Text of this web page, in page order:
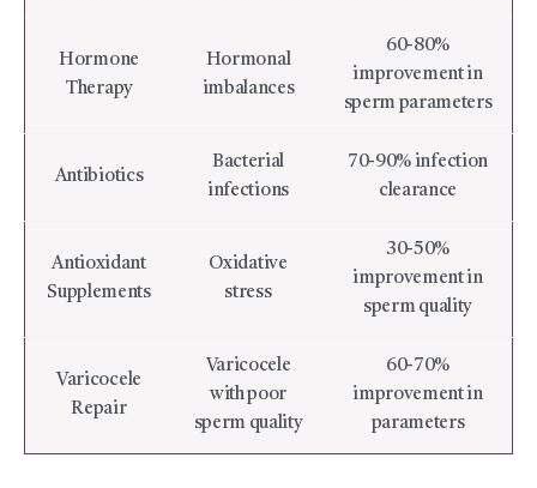
Hormone
Therapy
Hormonal
imbalances
60-80%
improvement in
sperm parameters
Antibiotics
Bacterial
infections
70-90% infection
clearance
Antioxidant
Supplements
Oxidative
stress
30-50%
improvement in
sperm quality
Varicocele
Repair
Varicocele
with poor
sperm quality
60-70%
improvement in
parameters